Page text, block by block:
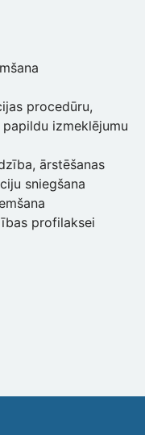
procedūru,
izmeklējumu
ārstēšanas
sniegšana
profilaksei